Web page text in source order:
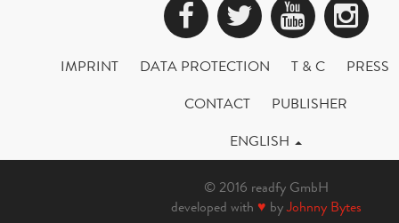
Facebook
Twitter
IMPRINT DATA PROTECTION T & C
PRESS
CONTACT
PUBLISHER
ENGLISH
© 2016 readfy GmbH
developed with ♥ byJohnny Bytes